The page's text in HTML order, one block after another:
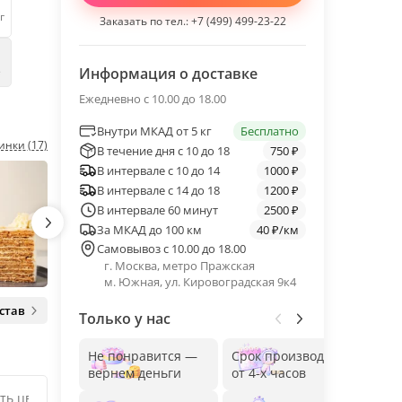
(17)
Заказать по тел.:+7 (499) 499-23-22
Информация о доставке
Ежедневно с 10.00 до 18.00
Внутри МКАД от 5 кг
Бесплатно
В течение дня с 10 до 18
750 ₽
В интервале с 10 до 14
1000 ₽
В интервале с 14 до 18
1200 ₽
В интервале 60 минут
2500 ₽
За МКАД до 100 км
40 ₽/км
Самовывоз с 10.00 до 18.00
г. Москва, метро Пражская
м. Южная, ул. Кировоградская 9к4
Только у нас
Не понравится —
вернем деньги
Срок производства
от 4-х часов